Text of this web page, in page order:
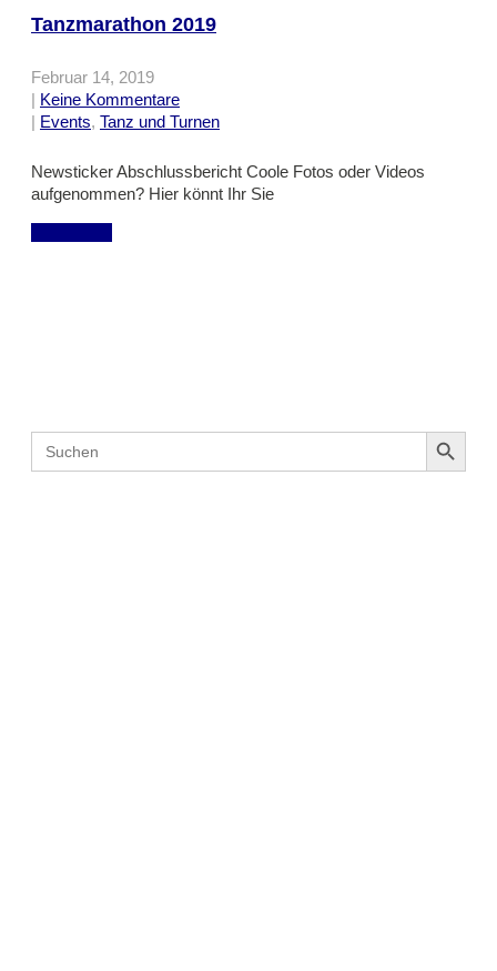
Tanzmarathon 2019
Februar 14, 2019
| Keine Kommentare
| Events, Tanz und Turnen
Newsticker Abschlussbericht Coole Fotos oder Videos
aufgenommen? Hier könnt Ihr Sie
Search
for:
Search Button